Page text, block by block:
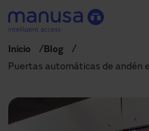
Pasar al contenido principal
Servicios
Inicio
Blog
Puertas automáticas de andén